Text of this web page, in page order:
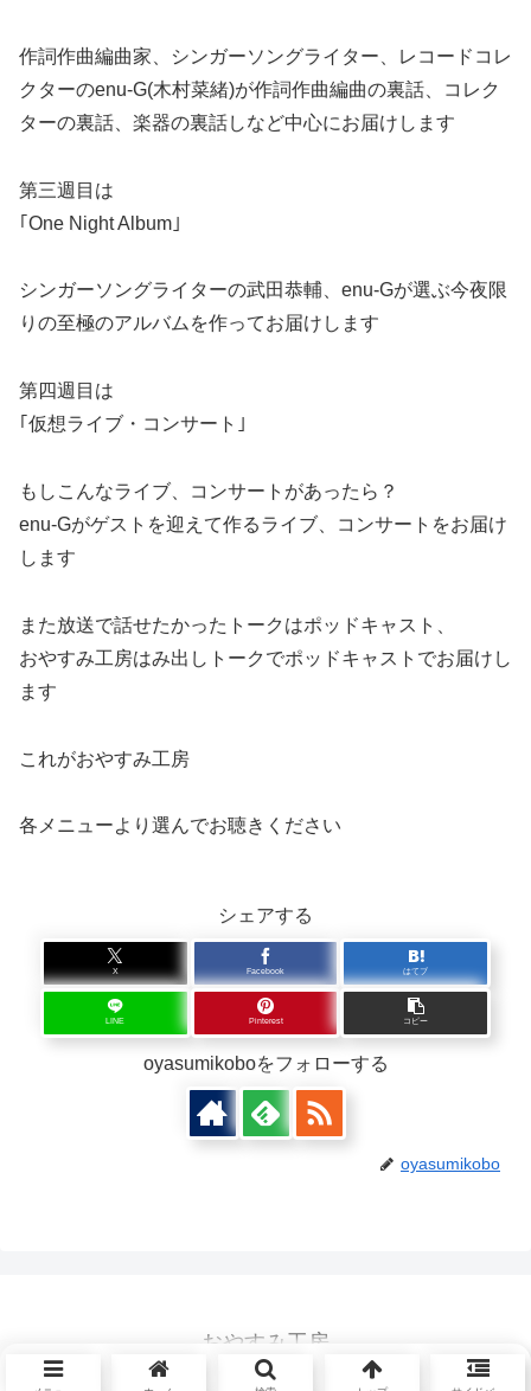
作詞作曲編曲家、シンガーソングライター、レコードコレ
クターのenu-G(木村菜緒)が作詞作曲編曲の裏話、コレク
ターの裏話、楽器の裏話しなど中心にお届けします
第三週目は
｢One Night Album｣
シンガーソングライターの武田恭輔、enu-Gが選ぶ今夜限
りの至極のアルバムを作ってお届けします
第四週目は
｢仮想ライブ・コンサート｣
もしこんなライブ、コンサートがあったら？
enu-Gがゲストを迎えて作るライブ、コンサートをお届け
します
また放送で話せたかったトークはポッドキャスト、
おやすみ工房はみ出しトークでポッドキャストでお届けし
ます
これがおやすみ工房
各メニューより選んでお聴きください
シェアする
X Facebook はてブ
LINE Pinterest コピー
oyasumikoboをフォローする
oyasumikobo
おやすみ工房
© 2026 おやすみ工房.